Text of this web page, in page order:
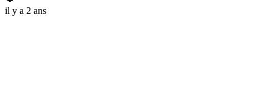
il y a 2 ans